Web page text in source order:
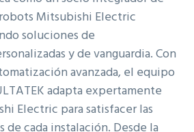
Mitsubishi Electric
soluciones de
y de vanguardia. Con
avanzada, el equipo
adapta expertamente
Electric para satisfacer las